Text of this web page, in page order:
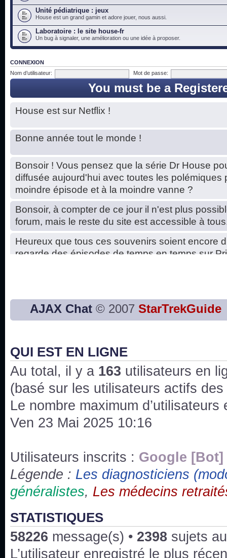
Unité pédiatrique : jeux
House est un grand gamin et adore jouer, nous aussi.
Laboratoire : le site house-fr
Un bug à signaler, une amélioration ou une idée à proposer.
CONNEXION
Nom d’utilisateur:
Mot de passe:
You must be a
House est sur Netflix !
Bonne année tout le monde !
Bonsoir ! Vous pensez que la série Dr House
diffusée aujourd'hui avec toutes les polémiques
moindre épisode et à la moindre vanne ?
Bonsoir, à compter de ce jour il n'est plus
forum, mais le reste du site est accessible à
Heureux que tous ces souvenirs soient encore
regarde des épisodes de temps en temps sur
Bon, 2020, ça n'a pas trop marché. JE vous
issus des saisons 6; 7 et 8 !
Bonne année 2020 !
Bonne année 2019 !
Joyeux Noël !
Bonne année tout le monde !
Un peu de ménage, spams supprimés. Depuis
chaines françaises diffusent House, HD1 et
3x24 Human Error mais je suis pas sur
Bonjour j'aimerais que l'on m'aide à trouver un
qu'une personne fait un arrêt cardiaque mais
AJAX Chat © 2007 StarTrekGuide
QUI EST EN LIGNE
Au total, il y a 163 utilisateurs en
(basé sur les utilisateurs actifs
Le nombre maximum
Ven 23 Mai 2025 10:16
Utilisateurs inscrits : Google [Bot]
Légende : Les diagnosticiens
généralistes, Les médecins
STATISTIQUES
58226 message(s) • 2398 sujets
L’utilisateur enregistré le plus